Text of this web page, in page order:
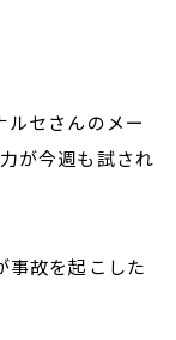
ルセさんのメー
が今週も試され
事故を起こした